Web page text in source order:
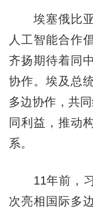
埃塞俄比亚
人工智能合作
齐扬期待着同
协作。埃及总
多边协作，共
同利益，推动
系。
11年前，习
次亮相国际多